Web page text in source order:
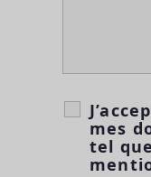
mes
tel